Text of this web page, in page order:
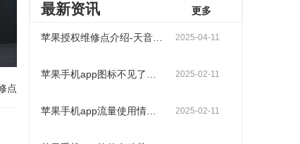
点
最新资讯 更多
2025-04-11
2025-02-11
2025-02-11